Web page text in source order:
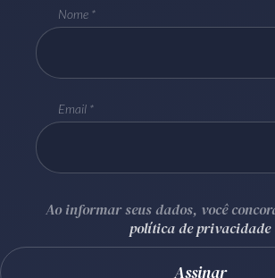
Nome
Email
Ao informar seus dados, você
política de privacidade